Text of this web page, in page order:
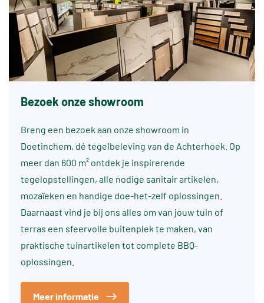
Bezoek onze showroom
Breng een bezoek aan onze showroom in
Doetinchem, dé tegelbeleving van de Achterhoek. Op
meer dan 600 m² ontdek je inspirerende
tegelopstellingen, alle nodige sanitair artikelen,
mozaïeken en handige doe-het-zelf oplossingen.
Daarnaast vind je bij ons alles om van jouw tuin of
terras een sfeervolle buitenplek te maken, van
praktische tuinartikelen tot complete BBQ-
oplossingen.
Meer informatie